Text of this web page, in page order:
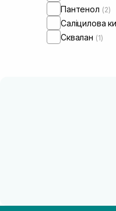
Пантенол (2)
Саліцилова
Сквалан (1)